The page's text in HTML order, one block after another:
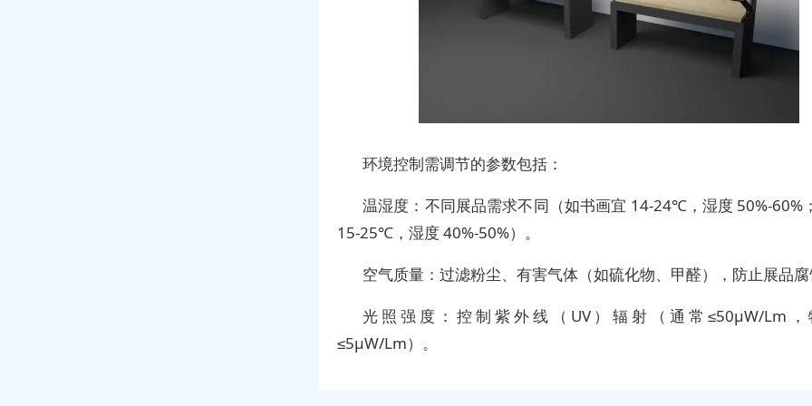
环境控制需调节的参数包括：
温湿度：不同展品需求不同（如书画宜 14-24℃，湿度 50%-60%
15-25℃，湿度 40%-50%）。
空气质量：过滤粉尘、有害气体（如硫化物、甲醛），防止展品
光照强度：控制紫外线（UV）辐射（通常≤50μW/Lm
≤5μW/Lm）。